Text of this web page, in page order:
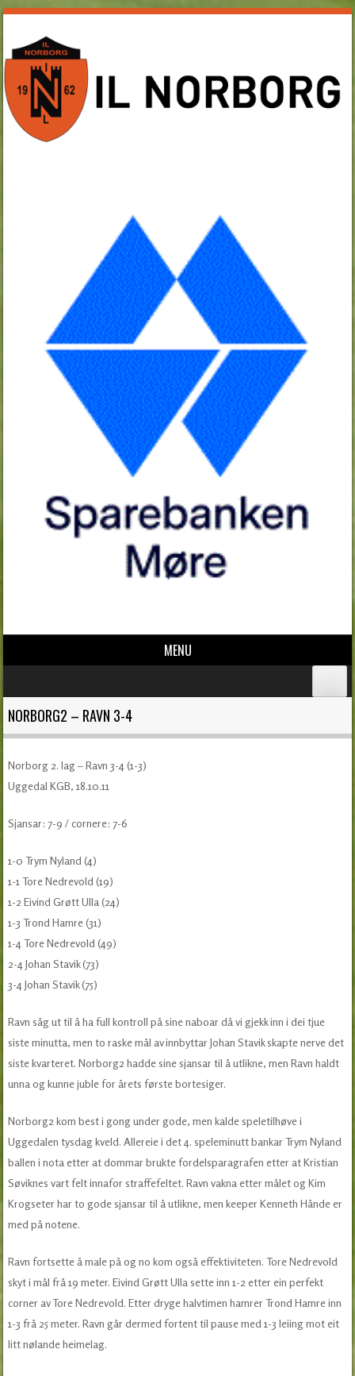
MENU
NORBORG2 – RAVN 3-4
Norborg 2. lag – Ravn 3-4 (1-3)
Uggedal KGB, 18.10.11
Sjansar: 7-9 / cornere: 7-6
1-0 Trym Nyland (4)
1-1 Tore Nedrevold (19)
1-2 Eivind Grøtt Ulla (24)
1-3 Trond Hamre (31)
1-4 Tore Nedrevold (49)
2-4 Johan Stavik (73)
3-4 Johan Stavik (75)
Ravn såg ut til å ha full kontroll på sine naboar då vi gjekk inn i dei tjue
siste minutta, men to raske mål av innbyttar Johan Stavik skapte nerve det
siste kvarteret. Norborg2 hadde sine sjansar til å utlikne, men Ravn haldt
unna og kunne juble for årets første bortesiger.
Norborg2 kom best i gong under gode, men kalde speletilhøve i
Uggedalen tysdag kveld. Allereie i det 4. speleminutt bankar Trym Nyland
ballen i nota etter at dommar brukte fordelsparagrafen etter at Kristian
Søviknes vart felt innafor straffefeltet. Ravn vakna etter målet og Kim
Krogseter har to gode sjansar til å utlikne, men keeper Kenneth Hånde er
med på notene.
Ravn fortsette å male på og no kom også effektiviteten. Tore Nedrevold
skyt i mål frå 19 meter. Eivind Grøtt Ulla sette inn 1-2 etter ein perfekt
corner av Tore Nedrevold. Etter dryge halvtimen hamrer Trond Hamre inn
1-3 frå 25 meter. Ravn går dermed fortent til pause med 1-3 leiing mot eit
litt nølande heimelag.